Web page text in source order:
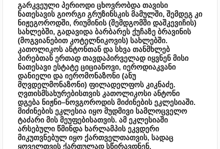
გარკვეული პერიოდი ცხოვრობდა თავისი
ნათესავის გიორგი გრუზინსკის მამულში, შემდეგ კი
ნიჟეგოროდში, რიუმინის (შემდგომში დაშკევიჩის)
სახლებში, გადავიდა ბარბარეს ქუჩაზე ბრავინის
(მოგვიანებით კოტელნიკოვის) სახლებში.
კათოლიკოს ანტონთან და სხვა თანმხლებ
პირებთან ერთად თავდაპირველად იყვნენ მისი
ნათესავი ესტატე ციციანოვი, იეროდიაკვანი
დანიელი და იერომონაზონი (ანუ
მღვდელმონაზონი) ფილადელფოს კიკნაძე.
ღვთისმსახურებისთვის კათოლიკოსი ანტონი
დგება ნიჟნი–ნოვგოროდის მიძინების ეკლესიაში.
მიძინების ეკლესია იყო მუდმივი სამლოცველო
ტაძარი მის მეუფებისათვის. ამ ეკლესიაში
არსებული წმინდა ხარლამპის ეკვდერი
მიკუთვნებულ იყო ქართველთათვის, სადაც
ყოველთვის ქართულად სწირავდნენ.